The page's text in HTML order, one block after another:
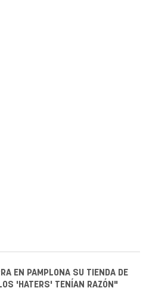
EN PAMPLONA SU TIENDA DE
'HATERS' TENÍAN RAZÓN"